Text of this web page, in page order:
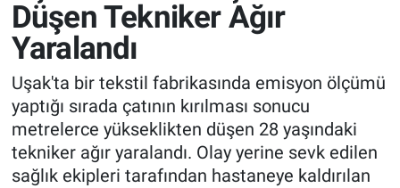
Düşen Tekniker Ağır
Yaralandı
Uşak'ta bir tekstil fabrikasında emisyon ölçümü
yaptığı sırada çatının kırılması sonucu
metrelerce yükseklikten düşen 28 yaşındaki
tekniker ağır yaralandı. Olay yerine sevk edilen
sağlık ekipleri tarafından hastaneye kaldırılan
Manşet
Resmi İlanlar
Sağlık
Son Dakika